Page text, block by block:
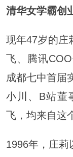
清华女学霸创
现年47岁的庄
飞、腾讯
成都七中首届
小川 、B站董
飞，均来自这
1996年，庄莉